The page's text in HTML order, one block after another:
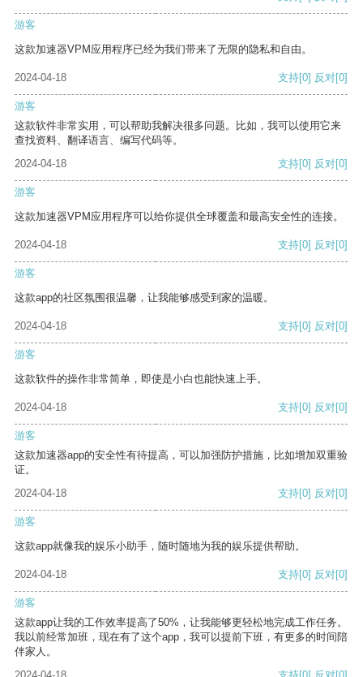
游客
这款加速器VPM应用程序已经为我们带来了无限的隐私和自由。
2024-04-18 支持[0] 反对[0]
游客
这款软件非常实用，可以帮助我解决很多问题。比如，我可以使用它来
查找资料、翻译语言、编写代码等。
2024-04-18
支持[0] 反对[0]
游客
这款加速器VPM应用程序可以给你提供全球覆盖和最高安全性的连接。
2024-04-18 支持[0] 反对[0]
游客
这款app的社区氛围很温馨，让我能够感受到家的温暖。
2024-04-18 支持[0] 反对[0]
游客
这款软件的操作非常简单，即使是小白也能快速上手。
2024-04-18 支持[0] 反对[0]
游客
这款加速器app的安全性有待提高，可以加强防护措施，比如增加双重验
证。
2024-04-18
支持[0] 反对[0]
游客
这款app就像我的娱乐小助手，随时随地为我的娱乐提供帮助。
2024-04-18 支持[0] 反对[0]
游客
这款app让我的工作效率提高了50%，让我能够更轻松地完成工作任务。
我以前经常加班，现在有了这个app，我可以提前下班，有更多的时间陪
伴家人。